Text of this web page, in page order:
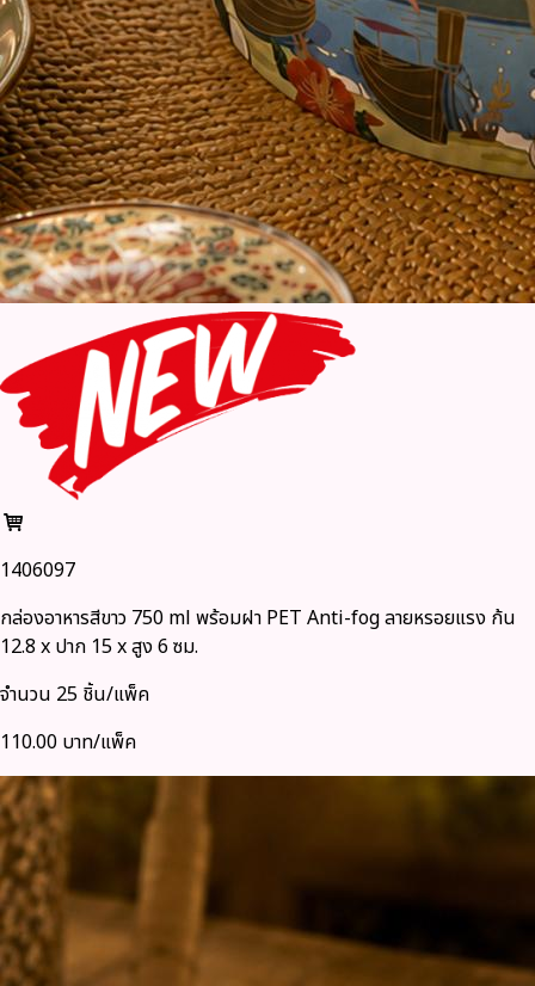
1406097
กล่องอาหารสีขาว 750 ml พร้อมฝา PET Anti-fog ลายหรอยแรง ก้น
12.8 x ปาก 15 x สูง 6 ซม.
จำนวน 25 ชิ้น/แพ็ค
110.00 บาท/แพ็ค